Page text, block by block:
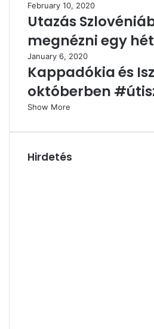
February 10, 2020
Utazás
megnézni egy
January 6, 2020
Kappadókia és
októberben
Show More
Hirdetés